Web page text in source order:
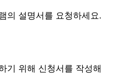
의 설명서를 요청하세요.
기 위해 신청서를 작성해